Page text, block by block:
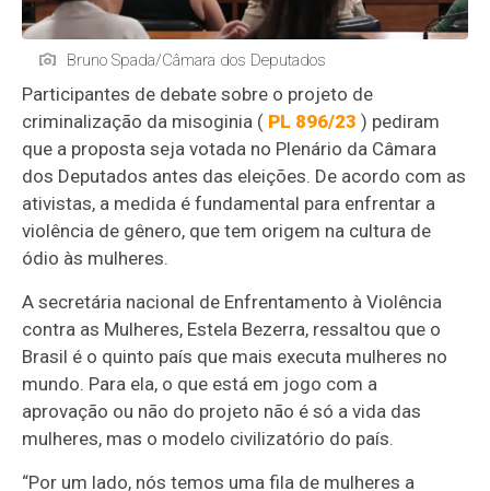
Bruno Spada/Câmara dos Deputados
Participantes de debate sobre o projeto de
criminalização da misoginia ( PL 896/23 ) pediram
que a proposta seja votada no Plenário da Câmara
dos Deputados antes das eleições. De acordo com as
ativistas, a medida é fundamental para enfrentar a
violência de gênero, que tem origem na cultura de
ódio às mulheres.
A secretária nacional de Enfrentamento à Violência
contra as Mulheres, Estela Bezerra, ressaltou que o
Brasil é o quinto país que mais executa mulheres no
mundo. Para ela, o que está em jogo com a
aprovação ou não do projeto não é só a vida das
mulheres, mas o modelo civilizatório do país.
“Por um lado, nós temos uma fila de mulheres a